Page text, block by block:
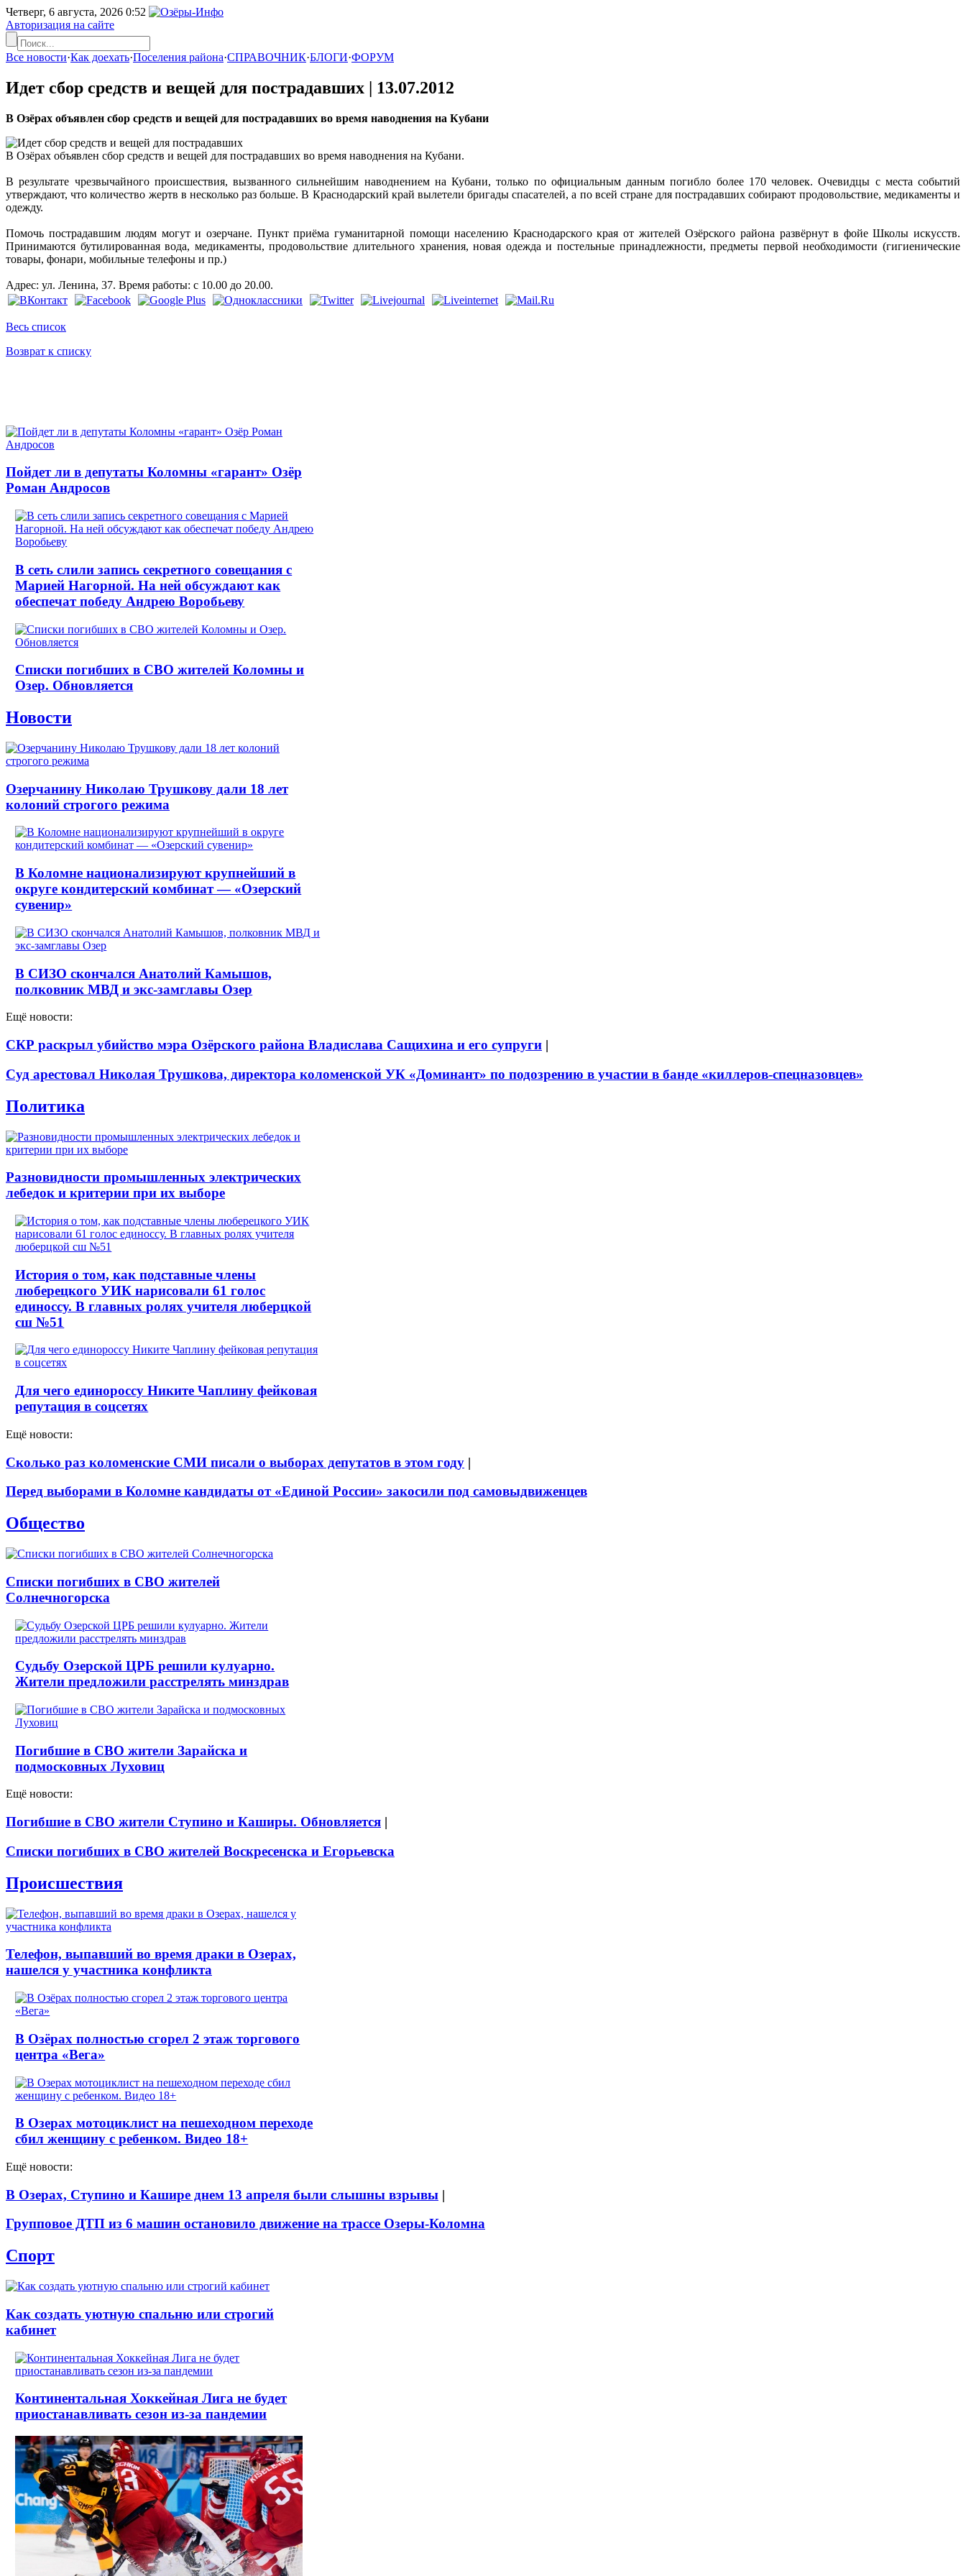
Четверг, 6 августа, 2026 0:52
Авторизация на сайте
Все новости·Как доехать·Поселения района·СПРАВОЧНИК·БЛОГИ·ФОРУМ
Идет сбор средств и вещей для пострадавших | 13.07.2012
В Озёрах объявлен сбор средств и вещей для пострадавших во время наводнения на Кубани
В Озёрах объявлен сбор средств и вещей для пострадавших во время наводнения на Кубани.
В результате чрезвычайного происшествия, вызванного сильнейшим наводнением на Кубани, только по официальным данным погибло более 170 человек. Очевидцы с места событий
утверждают, что количество жертв в несколько раз больше. В Краснодарский край вылетели бригады спасателей, а по всей стране для пострадавших собирают продовольствие, медикаменты и
одежду.
Помочь пострадавшим людям могут и озерчане. Пункт приёма гуманитарной помощи населению Краснодарского края от жителей Озёрского района развёрнут в фойе Школы искусств.
Принимаются бутилированная вода, медикаменты, продовольствие длительного хранения, новая одежда и постельные принадлежности, предметы первой необходимости (гигиенические
товары, фонари, мобильные телефоны и пр.)
Адрес: ул. Ленина, 37. Время работы: с 10.00 до 20.00.
Весь список
Возврат к списку
Пойдет ли в депутаты Коломны «гарант» Озёр
Роман Андросов
В сеть слили запись секретного совещания с
Марией Нагорной. На ней обсуждают как
обеспечат победу Андрею Воробьеву
Списки погибших в СВО жителей Коломны и
Озер. Обновляется
Новости
Озерчанину Николаю Трушкову дали 18 лет
колоний строгого режима
В Коломне национализируют крупнейший в
округе кондитерский комбинат — «Озерский
сувенир»
В СИЗО скончался Анатолий Камышов,
полковник МВД и экс-замглавы Озер
Ещё новости:
СКР раскрыл убийство мэра Озёрского района Владислава Сащихина и его супруги |
Суд арестовал Николая Трушкова, директора коломенской УК «Доминант» по подозрению в участии в банде «киллеров-спецназовцев»
Политика
Разновидности промышленных электрических
лебедок и критерии при их выборе
История о том, как подставные члены
люберецкого УИК нарисовали 61 голос
единоссу. В главных ролях учителя люберцкой
сш №51
Для чего единороссу Никите Чаплину фейковая
репутация в соцсетях
Ещё новости:
Сколько раз коломенские СМИ писали о выборах депутатов в этом году |
Перед выборами в Коломне кандидаты от «Единой России» закосили под самовыдвиженцев
Общество
Списки погибших в СВО жителей
Солнечногорска
Судьбу Озерской ЦРБ решили кулуарно.
Жители предложили расстрелять минздрав
Погибшие в СВО жители Зарайска и
подмосковных Луховиц
Ещё новости:
Погибшие в СВО жители Ступино и Каширы. Обновляется |
Списки погибших в СВО жителей Воскресенска и Егорьевска
Происшествия
Телефон, выпавший во время драки в Озерах,
нашелся у участника конфликта
В Озёрах полностью сгорел 2 этаж торгового
центра «Вега»
В Озерах мотоциклист на пешеходном переходе
сбил женщину с ребенком. Видео 18+
Ещё новости:
В Озерах, Ступино и Кашире днем 13 апреля были слышны взрывы |
Групповое ДТП из 6 машин остановило движение на трассе Озеры-Коломна
Спорт
Как создать уютную спальню или строгий
кабинет
Континентальная Хоккейная Лига не будет
приостанавливать сезон из-за пандемии